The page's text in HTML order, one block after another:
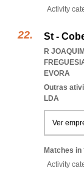
Activity
St -
R
EVORA
Outras
LDA
Ver
Matches
Activity